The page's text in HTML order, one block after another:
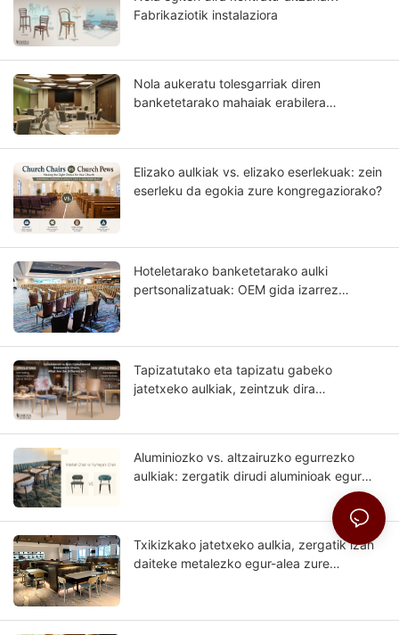
Fabrikaziotik instalaziora
Nola aukeratu tolesgarriak diren
banketetarako mahaiak erabilera
Elizako aulkiak vs. elizako eserlekuak: zein
eserleku da egokia zure kongregaziorako?
Hoteletarako banketetarako aulki
pertsonalizatuak: OEM gida izarrez
Tapizatutako eta tapizatu gabeko
jatetxeko aulkiak, zeintzuk dira
Aluminiozko vs. altzairuzko egurrezko
aulkiak: zergatik dirudi aluminioak egur
Txikizkako jatetxeko aulkia, zergatik izan
daiteke metalezko egur-alea zure